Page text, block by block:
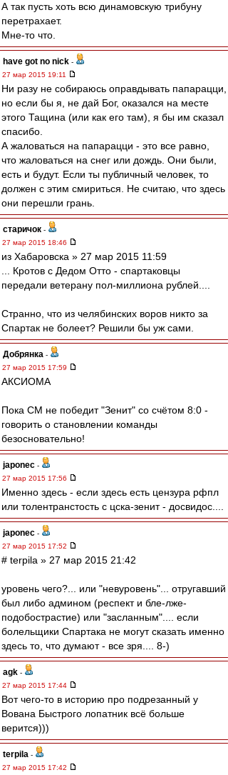
А так пусть хоть всю динамовскую трибуну
перетрахает.
Мне-то что.
have got no nick -
27 мар 2015 19:11
Ни разу не собираюсь оправдывать папарацци,
но если бы я, не дай Бог, оказался на месте
этого Тащина (или как его там), я бы им сказал
спасибо.
А жаловаться на папарацци - это все равно,
что жаловаться на снег или дождь. Они были,
есть и будут. Если ты публичный человек, то
должен с этим смириться. Не считаю, что здесь
они перешли грань.
старичок -
27 мар 2015 18:46
из Хабаровска » 27 мар 2015 11:59
... Кротов с Дедом Отто - спартаковцы
передали ветерану пол-миллиона рублей....
Странно, что из челябинских воров никто за
Спартак не болеет? Решили бы уж сами.
Добрянка -
27 мар 2015 17:59
АКСИОМА
Пока СМ не победит "Зенит" со счётом 8:0 -
говорить о становлении команды
безосновательно!
japonec -
27 мар 2015 17:56
Именно здесь - если здесь есть цензура рфпл
или толентранстость с цска-зенит - досвидос....
japonec -
27 мар 2015 17:52
# terpila » 27 мар 2015 21:42
уровень чего?... или "невуровень"... отругавший
был либо админом (респект и бле-лже-
подобострастие) или "засланным".... если
болельщики Спартака не могут сказать именно
здесь то, что думают - все зря.... 8-)
agk -
27 мар 2015 17:44
Вот чего-то в историю про подрезанный у
Вована Быстрого лопатник всё больше
верится)))
terpila -
27 мар 2015 17:42